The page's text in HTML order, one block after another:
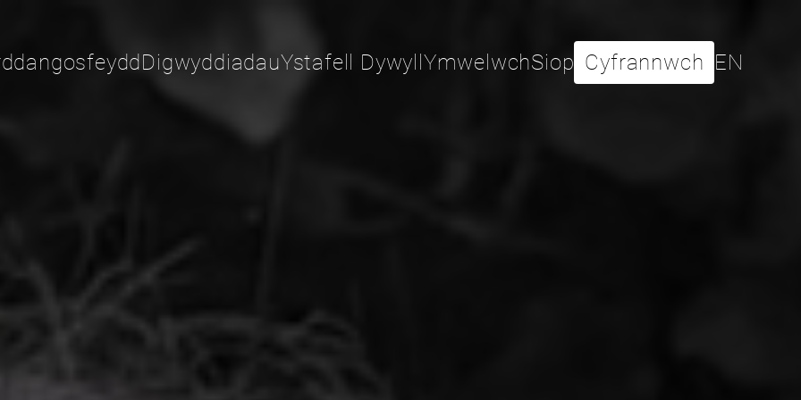
DigwyddiadauYstafell Dywyll YmwelwchSiop Cyfrannwch EN